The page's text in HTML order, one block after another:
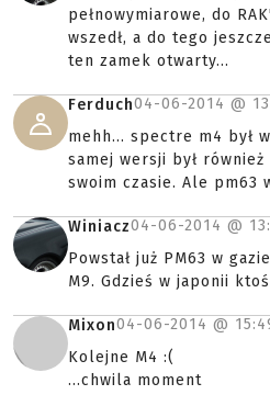
pełnowymiarowe, do
wszedł, a do tego
ten zamek otwarty...
Ferduch04-06-2014 @
mehh... spectre m4 był
samej wersji był
swoim czasie. Ale pm63
Winiacz04-06-2014 @
Powstał już PM63 w
M9. Gdzieś w japonii
Mixon04-06-2014 @
Kolejne M4 :(
...chwila moment